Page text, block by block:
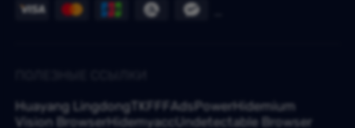
Huayang Lingdong TKFFF AdsPowerHidemium
Vision BrowserHidemyaccUndetectable Browser